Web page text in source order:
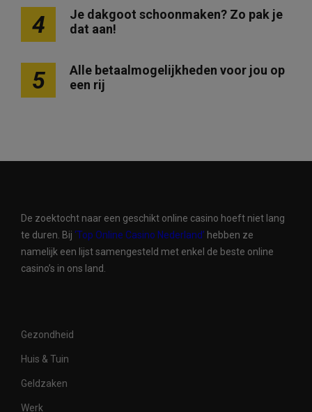
4
Je dakgoot schoonmaken? Zo pak je
dat aan!
5
Alle betaalmogelijkheden voor jou op
een rij
De zoektocht naar een geschikt online casino hoeft niet lang
te duren. Bij ‘Top Online Casino Nederland’ hebben ze
namelijk een lijst samengesteld met enkel de beste online
casino’s in ons land.
Gezondheid
Huis & Tuin
Geldzaken
Werk